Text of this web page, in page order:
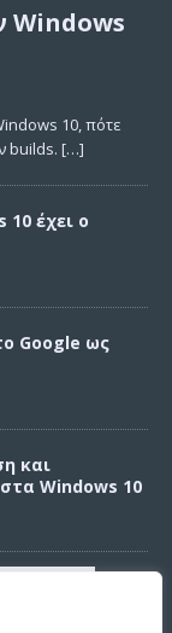
Windows
10, πότε
builds. […]
έχει ο
Google ως
και
Windows 10
10